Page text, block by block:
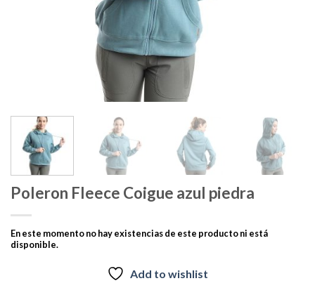
Poleron Fleece Coigue azul piedra
En este momento no hay existencias de este producto ni está
disponible.
Add to wishlist